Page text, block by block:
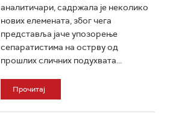
аналитичари, садржала је неколико
нових елемената, због чега
представља јаче упозорење
сепаратистима на острву од
прошлих сличних подухвата...
Прочитај